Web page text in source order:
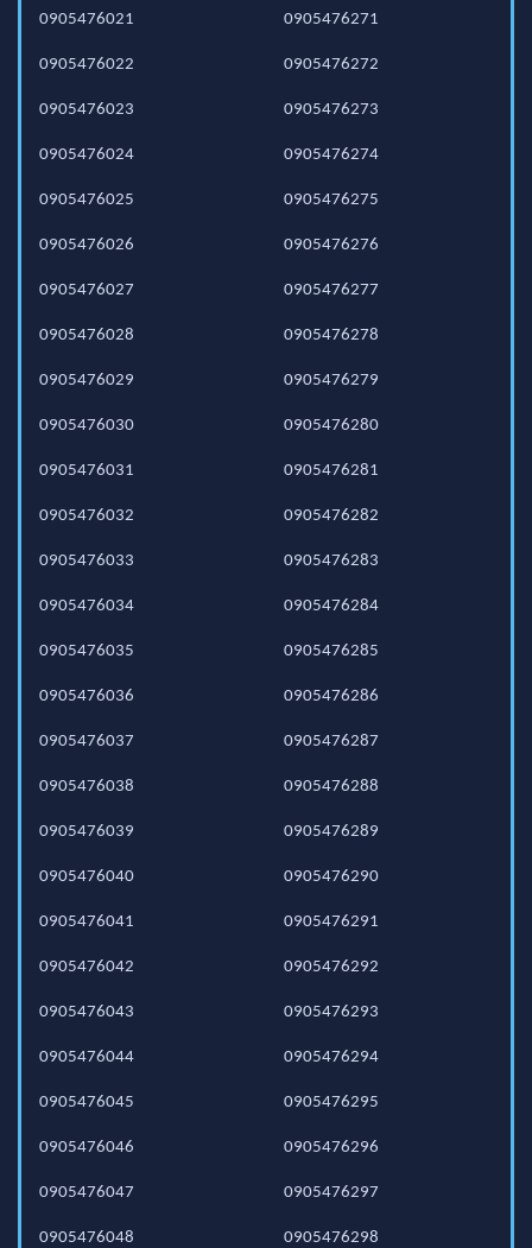
0905476021
0905476022
0905476023
0905476024
0905476025
0905476026
0905476027
0905476028
0905476029
0905476030
0905476031
0905476032
0905476033
0905476034
0905476035
0905476036
0905476037
0905476038
0905476039
0905476040
0905476041
0905476042
0905476043
0905476044
0905476045
0905476046
0905476047
0905476048
0905476271
0905476272
0905476273
0905476274
0905476275
0905476276
0905476277
0905476278
0905476279
0905476280
0905476281
0905476282
0905476283
0905476284
0905476285
0905476286
0905476287
0905476288
0905476289
0905476290
0905476291
0905476292
0905476293
0905476294
0905476295
0905476296
0905476297
0905476298